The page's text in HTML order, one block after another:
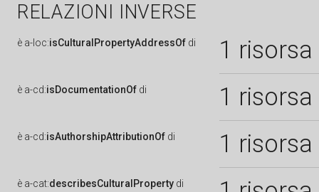
RELAZIONI INVERSE
è a-loc:isCulturalPropertyAddressOf di 1 risorsa
è a-cd:isDocumentationOf di 1 risorsa
è a-cd:isAuthorshipAttributionOf di 1 risorsa
è a-cat:describesCulturalProperty di